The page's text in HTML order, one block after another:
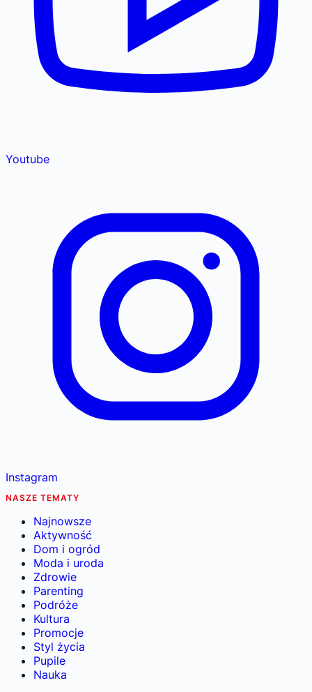
Youtube
Instagram
NASZE TEMATY
Najnowsze
Aktywność
Dom i ogród
Moda i uroda
Zdrowie
Parenting
Podróże
Kultura
Promocje
Styl życia
Pupile
Nauka